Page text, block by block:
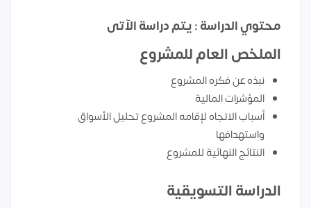
محتوي الدراسة : يتم دراسة الآتى
الملخص العام للمشروع
نبذه عن فكره المشروع
المؤشرات المالية
أسباب الاتجاه لإقامه المشروع تحليل الأسواق
واستهدافها
النتائج النهائية للمشروع
الدراسة التسويقية